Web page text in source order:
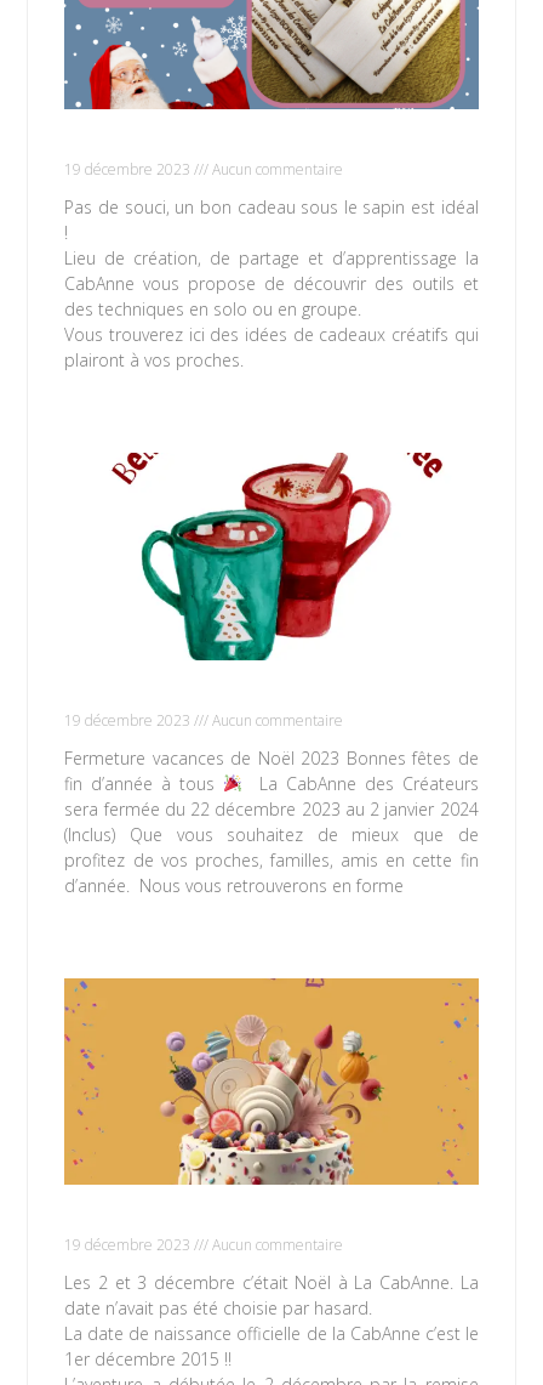
19 décembre 2023 Aucun commentaire
Pas de souci, un bon cadeau sous le sapin est idéal
!
Lieu de création, de partage et d’apprentissage la
CabAnne vous propose de découvrir des outils et
des techniques en solo ou en groupe.
Vous trouverez ici des idées de cadeaux créatifs qui
plairont à vos proches.
19 décembre 2023 Aucun commentaire
Fermeture vacances de Noël 2023 Bonnes fêtes de
fin d’année à tous
La CabAnne des Créateurs
sera fermée du 22 décembre 2023 au 2 janvier 2024
(Inclus) Que vous souhaitez de mieux que de
profitez de vos proches, familles, amis en cette fin
d’année. Nous vous retrouverons en forme
19 décembre 2023 Aucun commentaire
Les 2 et 3 décembre c’était Noël à La CabAnne. La
date n’avait pas été choisie par hasard.
La date de naissance officielle de la CabAnne c’est le
1er décembre 2015 !!